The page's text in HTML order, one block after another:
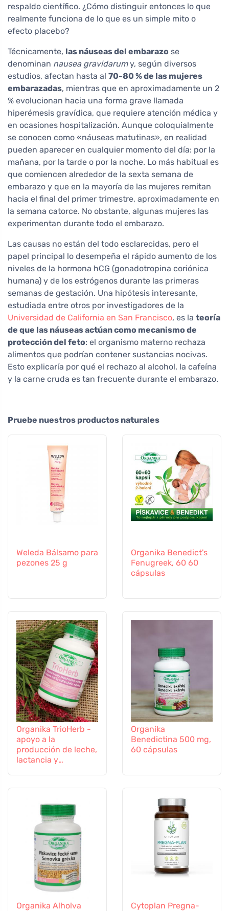
respaldo científico. ¿Cómo distinguir entonces lo que
realmente funciona de lo que es un simple mito o
efecto placebo?
Técnicamente, las náuseas del embarazo se
denominan nausea gravidarumy, según diversos
estudios, afectan hasta al 70-80 % de las mujeres
embarazadas, mientras que en aproximadamente un 2
% evolucionan hacia una forma grave llamada
hiperémesis gravídica, que requiere atención médica y
en ocasiones hospitalización. Aunque coloquialmente
se conocen como «náuseas matutinas», en realidad
pueden aparecer en cualquier momento del día: por la
mañana, por la tarde o por la noche. Lo más habitual es
que comiencen alrededor de la sexta semana de
embarazo y que en la mayoría de las mujeres remitan
hacia el final del primer trimestre, aproximadamente en
la semana catorce. No obstante, algunas mujeres las
experimentan durante todo el embarazo.
Las causas no están del todo esclarecidas, pero el
papel principal lo desempeña el rápido aumento de los
niveles de la hormona hCG (gonadotropina coriónica
humana) y de los estrógenos durante las primeras
semanas de gestación. Una hipótesis interesante,
estudiada entre otros por investigadores de la
Universidad de California en San Francisco, es la teoría
de que las náuseas actúan como mecanismo de
protección del feto: el organismo materno rechaza
alimentos que podrían contener sustancias nocivas.
Esto explicaría por qué el rechazo al alcohol, la cafeína
y la carne cruda es tan frecuente durante el embarazo.
Pruebe nuestros productos naturales
Weleda Bálsamo para
pezones 25 g
Organika Benedict's
Fenugreek, 60 60
cápsulas
Organika TrioHerb -
apoyo a la
producción de leche,
lactancia y
Organika
Benedictina 500 mg,
60 cápsulas
Organika Alholva Cytoplan Pregna-